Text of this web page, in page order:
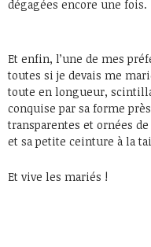
dégagées encore une fois.
Et enfin, l’une de mes
toutes si je devais me
toute en longueur,
conquise par sa forme
transparentes et ornées
et sa petite ceinture à la
Et vive les mariés !